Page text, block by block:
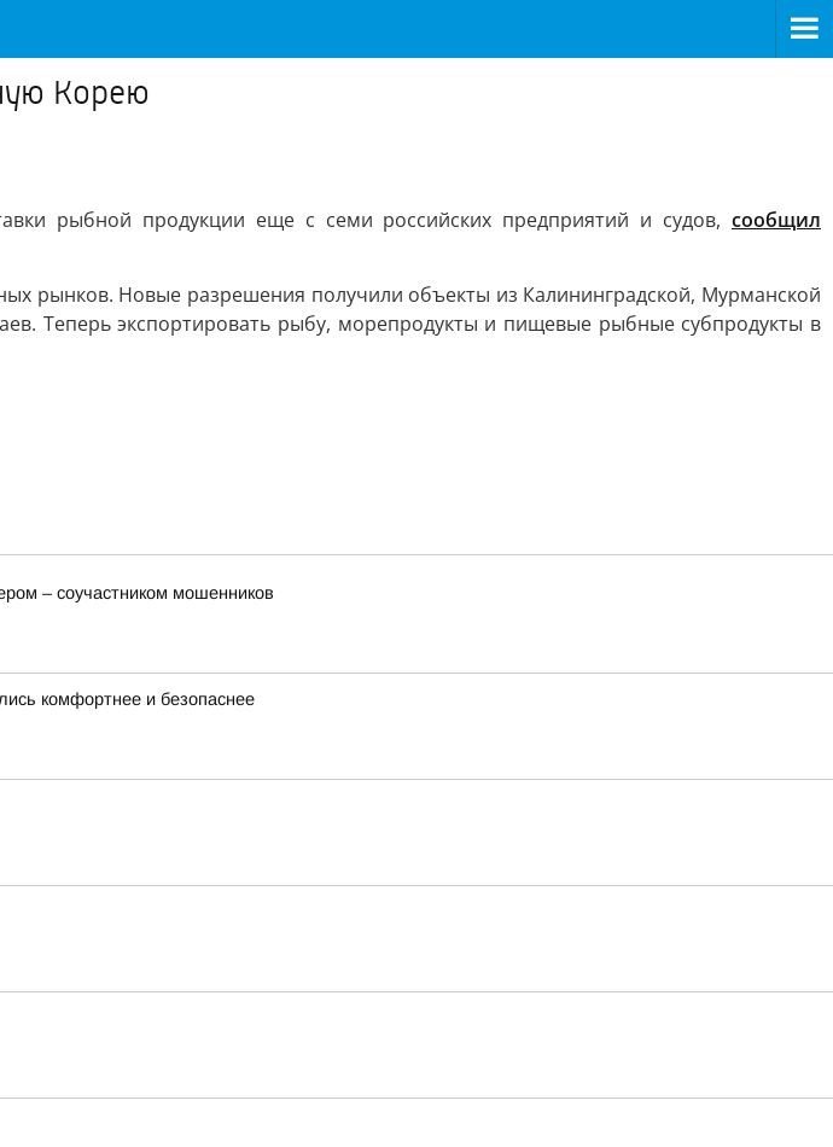
Корею
рыбной продукции еще с семи российских предприятий и судов, сообщил
рынков. Новые разрешения получили объекты из Калининградской, Мурманской
Теперь экспортировать рыбу, морепродукты и пищевые рыбные субпродукты в
– соучастником мошенников
комфортнее и безопаснее